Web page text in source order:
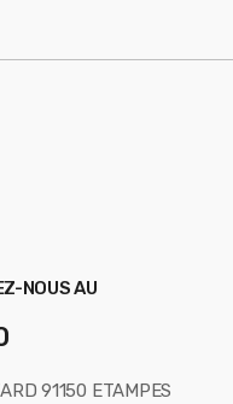
NOUS AU
91150 ETAMPES